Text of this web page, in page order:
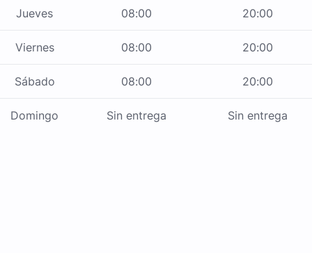
Jueves 08:00 20:00
Viernes 08:00 20:00
Sábado 08:00 20:00
Domingo Sin entrega Sin entrega